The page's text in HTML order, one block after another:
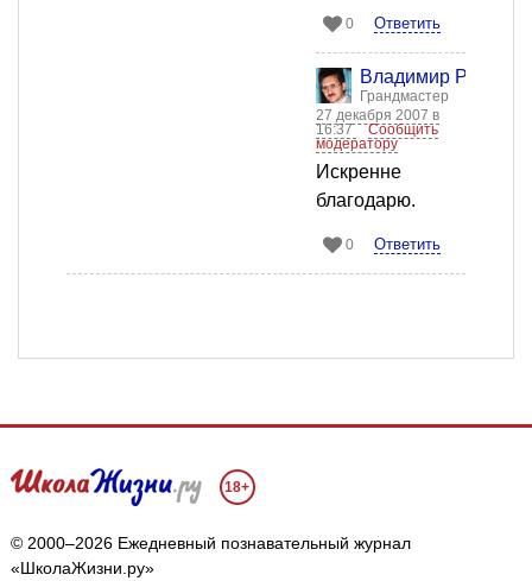
0 Ответить
Владимир Рогоза
Грандмастер
27 декабря 2007 в
16:37
Сообщить
модератору
Искренне
благодарю.
0 Ответить
18+
© 2000–2026 Ежедневный познавательный журнал
«ШколаЖизни.ру»